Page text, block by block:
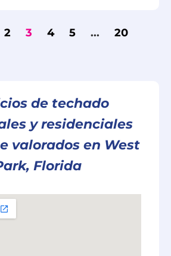
2 3 4 5 ...
20
de techado
y residenciales
valorados en West
Florida